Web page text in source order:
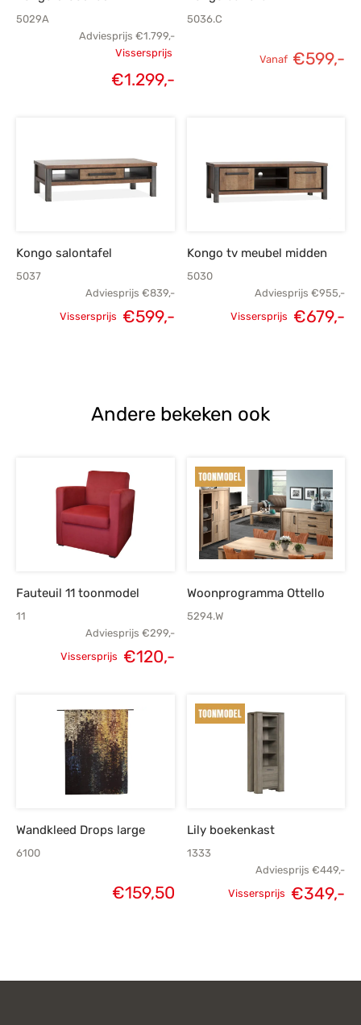
5029A
Adviesprijs €1.799,-
Oorspronkelijke
Vissersprijs
€1.299,-
5036.C
Vanaf €599,-
Kongo salontafel
5037
Adviesprijs €839,-
Vissersprijs €599,-
Kongo tv meubel midden
5030
Adviesprijs €955,-
Vissersprijs €679,-
Andere bekeken ook
Fauteuil 11 toonmodel
11
Adviesprijs €299,-
€299,-.
Vissersprijs €120,-
prijs is:
€120,-.
Woonprogramma Ottello
5294.W
Wandkleed Drops large
6100
€159,50
Lily boekenkast
1333
Adviesprijs €449,-
Vissersprijs €349,-